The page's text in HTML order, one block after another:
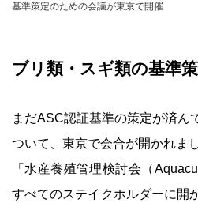
基準策定のための会議が東京で開催
ブリ類・スギ類の基準
まだASC認証基準の策定が済ん
ついて、東京で会合が開かれま
「水産養殖管理検討会（
すべてのステイクホルダーに開